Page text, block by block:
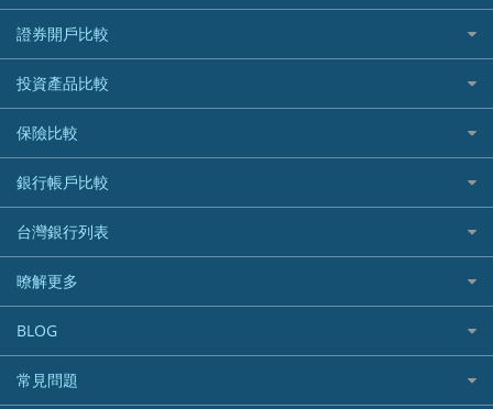
所有信用卡
精選推薦
國內外現金回饋
繳稅優惠
航空哩程回饋
加油優惠
分期零利率優惠
首刷禮優惠
網購優惠
行動支付優惠
旅遊訂房優惠
快速線上貸款推薦
最完整貸款資訊一次看
繳稅貸款
貸款計算機
車貸計算機
精選貸款推薦
信貸利率比較
一般個人貸款
優質客戶貸款
小額借款
證券開戶比較
台股證券戶
美股證券戶
投資產品比較
機器人投資
加密貨幣
外幣定存
保險比較
住宅險
汽車保險
機車保險
寵物險
銀行帳戶比較
財富管理帳戶
數位存款帳戶
美元定存
台灣銀行列表
銀行與合作機構列表
銀行客服電話
暸解更多
加入我們
訂閱電子報
媒體聯絡
BLOG
專欄文章
常見問題